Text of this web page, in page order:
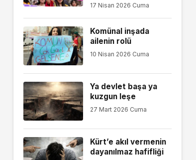
17 Nisan 2026 Cuma
Komünal inşada
ailenin rolü
10 Nisan 2026 Cuma
Ya devlet başa ya
kuzgun leşe
27 Mart 2026 Cuma
Kürt’e akıl vermenin
dayanılmaz hafifliği